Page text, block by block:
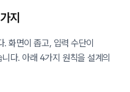
지
화면이 좁고, 입력 수단이
다. 아래 4가지 원칙을 설계의